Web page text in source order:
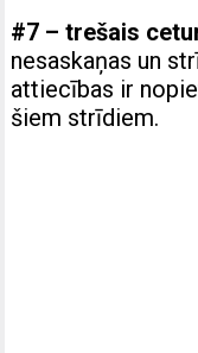
#7 – trešais
nesaskaņas un
attiecības ir
šiem strīdiem.